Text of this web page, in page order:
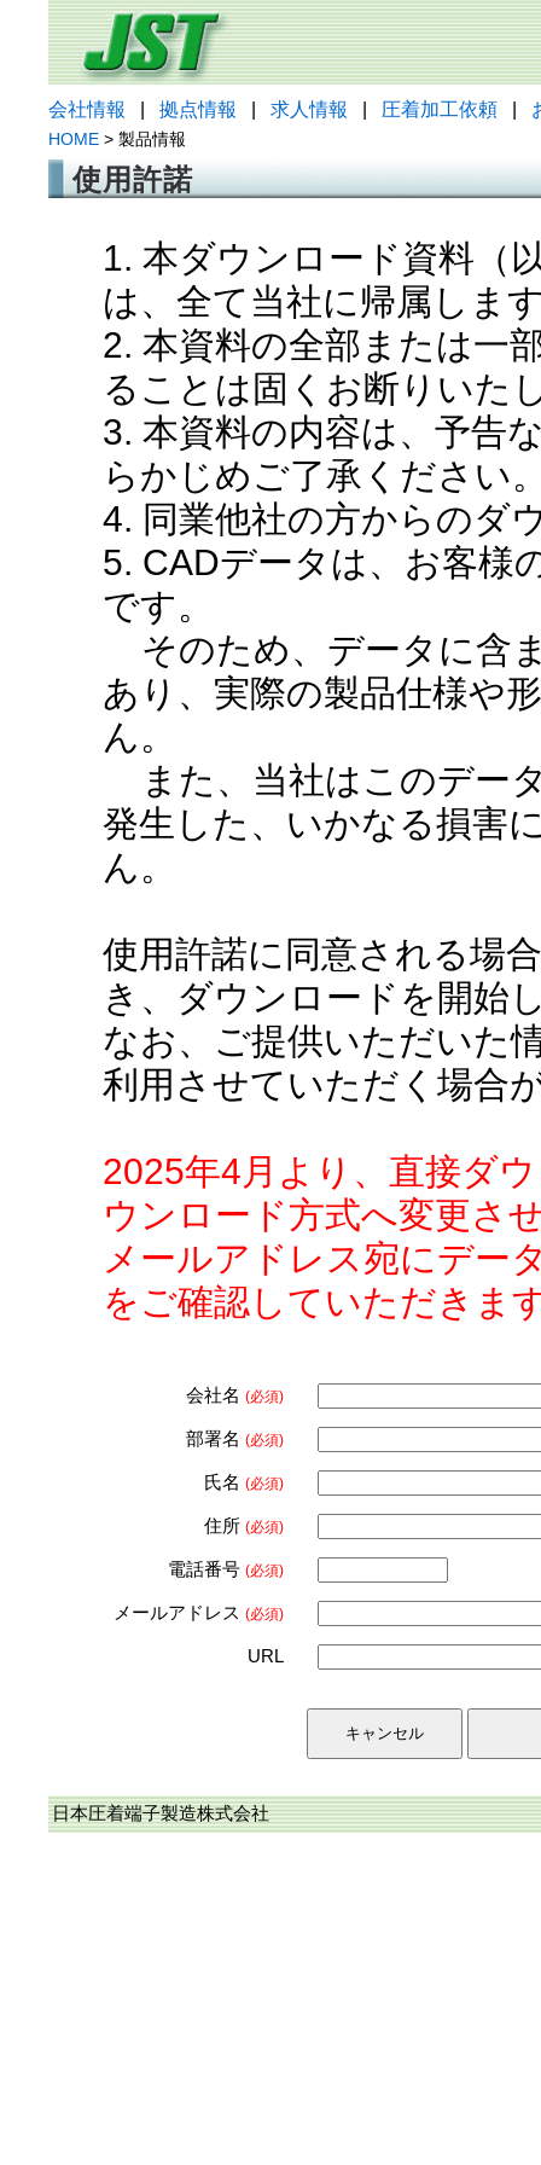
会社情報 拠点情報 求人情報 圧着加工依頼
HOME > 製品情報
使用許諾
1. 本ダウンロード資料（
は、全て当社に帰属しま
2. 本資料の全部または一
ることは固くお断りいた
3. 本資料の内容は、予告
らかじめご了承ください
4. 同業他社の方からのダ
5. CADデータは、お客様
です。
そのため、データに含
あり、実際の製品仕様や
ん。
また、当社はこのデー
発生した、いかなる損害
ん。
使用許諾に同意される場
き、ダウンロードを開始
なお、ご提供いただいた
利用させていただく場合
2025年4月より、直接ダ
ウンロード方式へ変更さ
メールアドレス宛にデー
をご確認していただきま
会社名 (必須)
部署名 (必須)
氏名 (必須)
住所 (必須)
電話番号 (必須)
メールアドレス (必須)
URL
日本圧着端子製造株式会社